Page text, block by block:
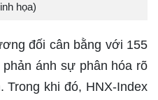
họa)
đối cân bằng với 155
ánh sự phân hóa rõ
Trong khi đó, HNX-Index